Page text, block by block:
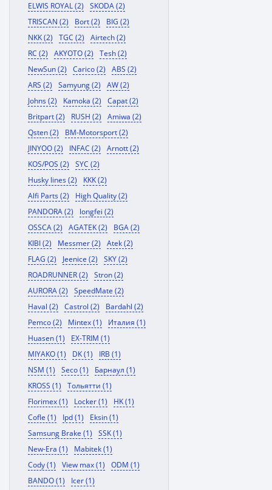
ELWIS ROYAL (2)
SKODA (2)
TRISCAN (2)
Bort (2)
BIG (2)
NKK (2)
TGC (2)
Airtech (2)
RC (2)
AKYOTO (2)
Tesh (2)
NewSun (2)
Carico (2)
ABS (2)
ARS (2)
Samyung (2)
AW (2)
Johns (2)
Kamoka (2)
Capat (2)
Britpart (2)
RUSH (2)
Amiwa (2)
Qsten (2)
BM-Motorsport (2)
JINYOO (2)
INFAC (2)
Arnott (2)
KOS/POS (2)
SYC (2)
Husky lines (2)
KKK (2)
Alfi Parts (2)
High Quality (2)
PANDORA (2)
longfei (2)
OSSCA (2)
AGATEK (2)
BGA (2)
KIBI (2)
Messmer (2)
Atek (2)
FLAG (2)
Jeenice (2)
SKY (2)
ROADRUNNER (2)
Stron (2)
AURORA (2)
SpeedMate (2)
Haval (2)
Castrol (2)
Bardahl (2)
Pemco (2)
Mintex (1)
Италия (1)
Huasen (1)
EX-TRIM (1)
MIYAKO (1)
DK (1)
IRB (1)
NSM (1)
Seco (1)
Барнаул (1)
KROSS (1)
Тольятти (1)
Florimex (1)
Locker (1)
HK (1)
Cofle (1)
Ipd (1)
Eksin (1)
Samsung Brake (1)
SSK (1)
New-Era (1)
Mabitek (1)
Cody (1)
View max (1)
ODM (1)
BANDO (1)
Icer (1)